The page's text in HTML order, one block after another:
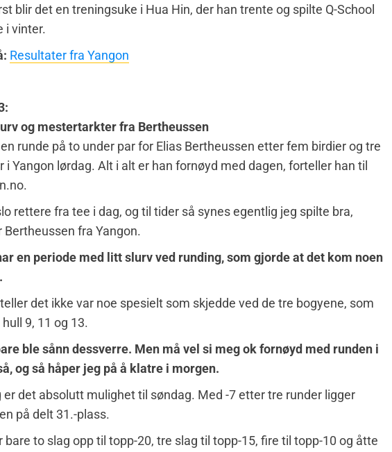
blir det en treningsuke i Hua Hin, der han trente og spilte Q-School
i vinter.
Resultater fra Yangon
og mestertarkter fra Bertheussen
runde på to under par for Elias Bertheussen etter fem birdier og tre
i Yangon lørdag. Alt i alt er han fornøyd med dagen, forteller han til
rettere fra tee i dag, og til tider så synes egentlig jeg spilte bra,
Bertheussen fra Yangon.
en periode med litt slurv ved runding, som gjorde at det kom noen
det ikke var noe spesielt som skjedde ved de tre bogyene, som
9, 11 og 13.
ble sånn dessverre. Men må vel si meg ok fornøyd med runden i
og så håper jeg på å klatre i morgen.
er det absolutt mulighet til søndag. Med -7 etter tre runder ligger
på delt 31.-plass.
bare to slag opp til topp-20, tre slag til topp-15, fire til topp-10 og åtte